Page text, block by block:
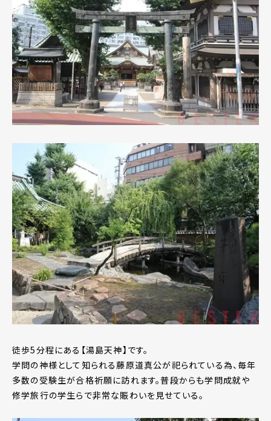
徒歩5分程にある【湯島天神】です。
学問の神様として知られる藤原道真公が祀られている為、毎年
多数の受験生が合格祈願に訪れます。普段からも学問成就や
修学旅行の学生らで非常な賑わいを見せている。